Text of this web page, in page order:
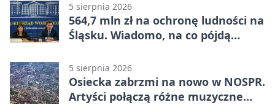
5 sierpnia 2026
564,7 mln zł na ochronę ludności na
Śląsku. Wiadomo, na co pójdą
5 sierpnia 2026
Osiecka zabrzmi na nowo w NOSPR.
Artyści połączą różne muzyczne